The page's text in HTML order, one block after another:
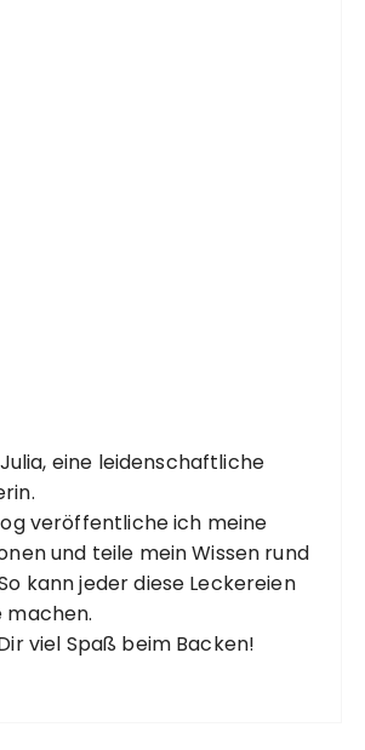
eine leidenschaftliche
veröffentliche ich meine
und teile mein Wissen rund
kann jeder diese Leckereien
machen.
viel Spaß beim Backen!